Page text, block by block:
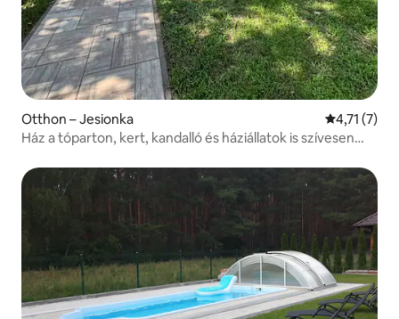
Otthon – Jesionka Átlagos
4,71 (7)
Ház a tóparton, kert, kandalló és háziállatok is szívesen